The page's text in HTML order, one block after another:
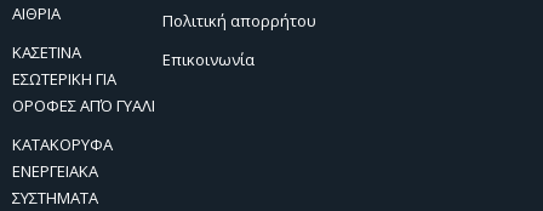
ΑΙΘΡΙΑ
ΚΑΣΕΤΙΝΑ
ΕΣΩΤΕΡΙΚΗ ΓΙΑ
ΟΡΟΦΕΣ ΑΠΌ ΓΥΑΛΙ
ΚΑΤΑΚΟΡΥΦΑ
ΕΝΕΡΓΕΙΑΚΑ
ΣΥΣΤΗΜΑΤΑ
Πολιτική απορρήτου
Επικοινωνία